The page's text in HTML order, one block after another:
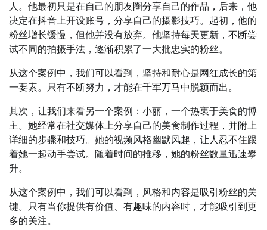
人。他最初只是在自己的朋友圈分享自己的作品，后来，他
决定在抖音上开设账号，分享自己的摄影技巧。起初，他的
粉丝增长缓慢，但他并没有放弃。他坚持每天更新，不断尝
试不同的拍摄手法，逐渐积累了一大批忠实的粉丝。
从这个案例中，我们可以看到，坚持和耐心是网红成长的第
一要素。只有不断努力，才能在千军万马中脱颖而出。
其次，让我们来看另一个案例：小丽，一个热衷于美食的博
主。她经常在社交媒体上分享自己的美食制作过程，并附上
详细的步骤和技巧。她的视频风格幽默风趣，让人忍不住跟
着她一起动手尝试。随着时间的推移，她的粉丝数量迅速攀
升。
从这个案例中，我们可以看到，风格和内容是吸引粉丝的关
键。只有当你提供有价值、有趣味的内容时，才能吸引到更
多的关注。